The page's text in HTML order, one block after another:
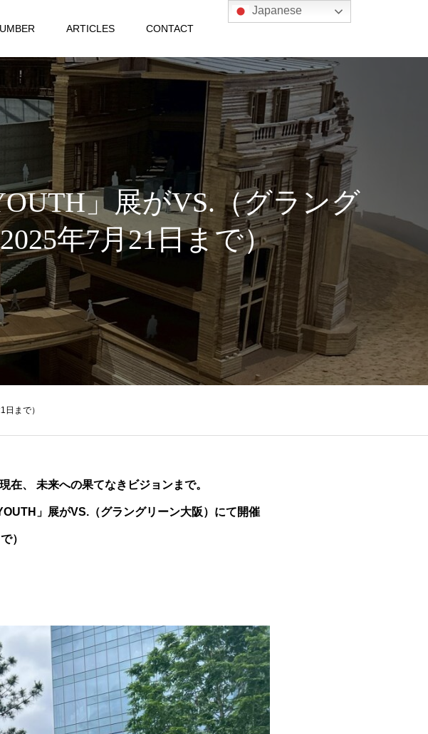
ARTICLES CONTACT
」展がVS.（グラング
年7月21日まで）
まで）
在、 未来への果てなきビジョンまで。
」展がVS.（グラングリーン大阪）にて開催
）
Japanese